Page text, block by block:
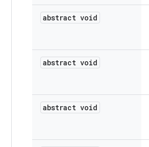
abstract void
abstract void
abstract void